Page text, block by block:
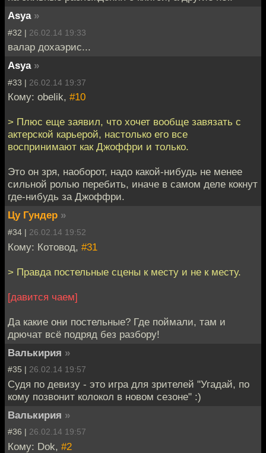
Asya »
#32 | 26.02.14 19:33
валар дохаэрис...
Asya »
#33 | 26.02.14 19:37
Кому: obelik, #10
> Плюс еще заявил, что хочет вообще завязать с
актерской карьерой, настолько его все
воспринимают как Джоффри и только.
Это он зря, наоборот, надо какой-нибудь не менее
сильной ролью перебить, иначе в самом деле кокнут
где-нибудь за Джоффри.
Цу Гундер »
#34 | 26.02.14 19:52
Кому: Котовод, #31
> Правда постельные сцены к месту и не к месту.
[давится чаем]
Да какие они постельные? Где поймали, там и
дрючат всё подряд без разбору!
Валькирия »
#35 | 26.02.14 19:57
Судя по девизу - это игра для зрителей "Угадай, по
кому позвонит колокол в новом сезоне" :)
Валькирия »
#36 | 26.02.14 19:57
Кому: Dok, #2